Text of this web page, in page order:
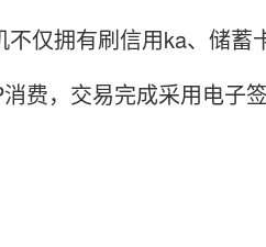
仅拥有刷信用ka、储蓄
费，交易完成采用电子